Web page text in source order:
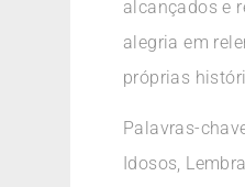
alcançados e
alegria em
próprias
Palavras-
Idosos,